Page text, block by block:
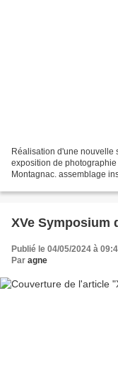
Réalisation d'une nouvelle
exposition de
Montagnac. assemblage
Publié le 04/05/2024 à
Par agne